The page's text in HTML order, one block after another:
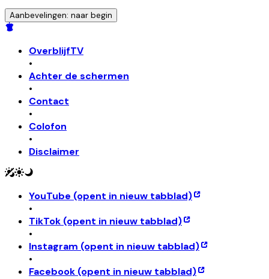
Aanbevelingen: naar begin
OverblijfTV
•
Achter de schermen
•
Contact
•
Colofon
•
Disclaimer
YouTube (opent in nieuw tabblad)
•
TikTok (opent in nieuw tabblad)
•
Instagram (opent in nieuw tabblad)
•
Facebook (opent in nieuw tabblad)